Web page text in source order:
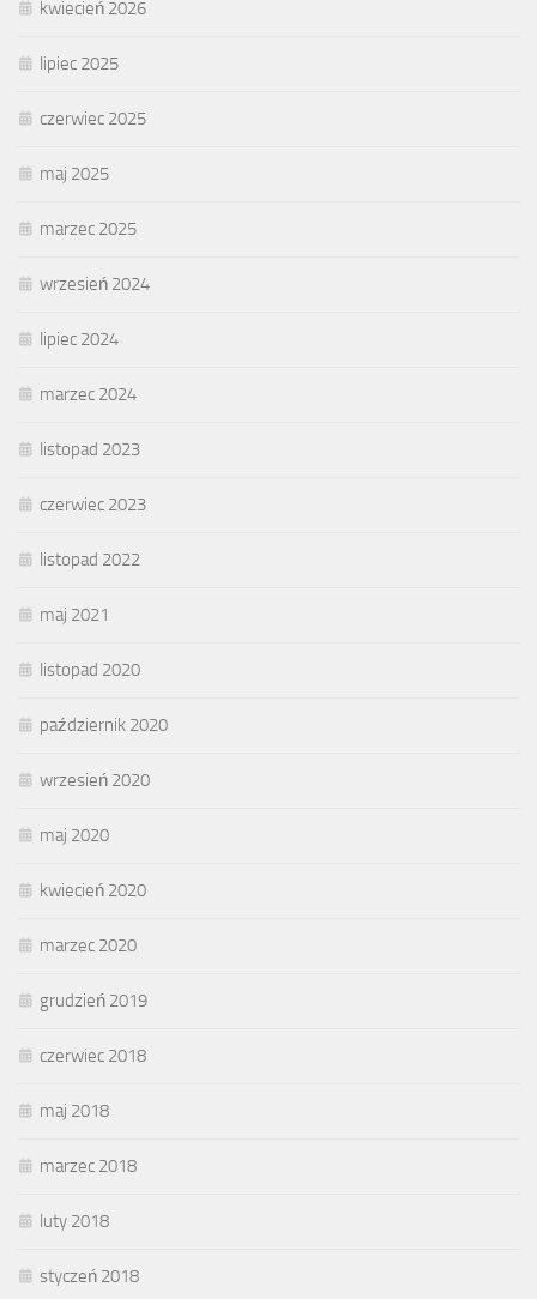
kwiecień 2026
lipiec 2025
czerwiec 2025
maj 2025
marzec 2025
wrzesień 2024
lipiec 2024
marzec 2024
listopad 2023
czerwiec 2023
listopad 2022
maj 2021
listopad 2020
październik 2020
wrzesień 2020
maj 2020
kwiecień 2020
marzec 2020
grudzień 2019
czerwiec 2018
maj 2018
marzec 2018
luty 2018
styczeń 2018